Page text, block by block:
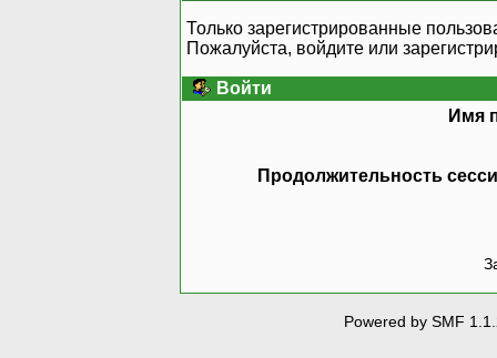
Только зарегистрированные
Пожалуйста, войдите или
Войти
Имя
Продолжительность
Powered by SMF